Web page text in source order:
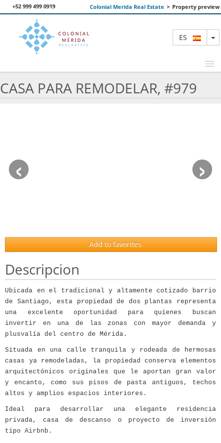
+52 999 499 0919 Colonial Merida Real Estate > Property preview
ES
CASA PARA REMODELAR, #979
‹ ›
Add to favorites
Descripcion
Ubicada en el tradicional y altamente cotizado barrio
de Santiago , esta propiedad de dos plantas representa
una excelente oportunidad para quienes buscan
invertir en una de las zonas con mayor demanda y
plusvalía del centro de Mérida.
Situada en una calle tranquila y rodeada de hermosas
casas ya remodeladas, la propiedad conserva elementos
arquitectónicos originales que le aportan gran valor
y encanto, como sus pisos de pasta antiguos, techos
altos y amplios espacios interiores.
Ideal para desarrollar una elegante residencia
privada, casa de descanso o proyecto de inversión
tipo Airbnb.